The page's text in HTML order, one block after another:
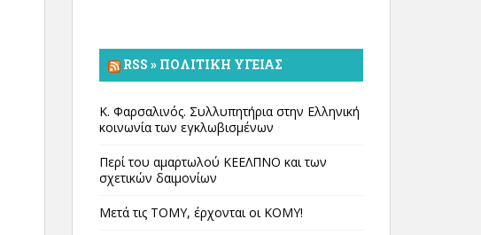
RSS » ΠΟΛΙΤΙΚΉ ΥΓΕΊΑΣ
Κ. Φαρσαλινός. Συλλυπητήρια στην Ελληνική
κοινωνία των εγκλωβισμένων
Περί του αμαρτωλού ΚΕΕΛΠΝΟ και των
σχετικών δαιμονίων
Μετά τις ΤΟΜΥ, έρχονται οι ΚΟΜΥ!